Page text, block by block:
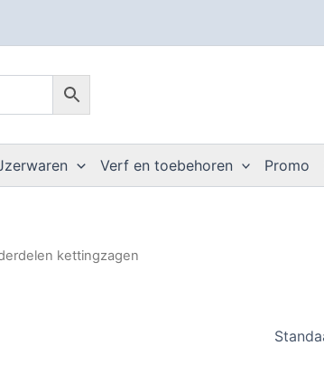
Verf en toebehoren Promo
kettingzagen